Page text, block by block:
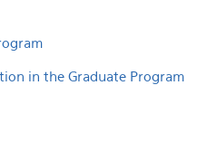
in the Graduate Program